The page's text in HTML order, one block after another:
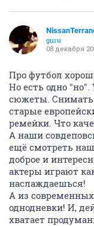
guru
08 декабря
Про футбол
Но есть одно
сюжеты. Снимать
старые
ремейки. Что
А наши
ещё смотреть
доброе и
актеры играют
наслаждаешься!
А из
однодневки! И,
хватает